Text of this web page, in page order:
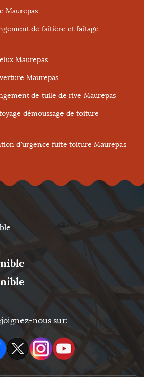
Maurepas
de faîtière et faîtage
Maurepas
Maurepas
de tuile de rive Maurepas
démoussage de toiture
d'urgence fuite toiture Maurepas
nous sur: